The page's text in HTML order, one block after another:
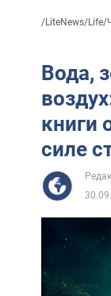
/LiteNews/Life/
Вода,
книги
силе